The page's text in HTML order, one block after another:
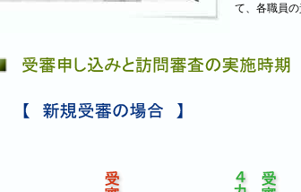
て、各職員